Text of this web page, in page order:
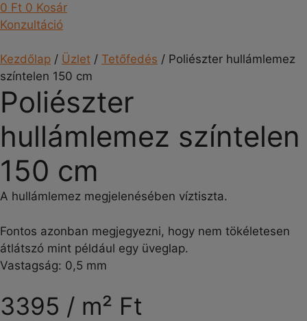
0 Ft 0 Kosár
Konzultáció
Kezdőlap / Üzlet / Tetőfedés / Poliészter hullámlemez
színtelen 150 cm
Poliészter
hullámlemez színtelen
150 cm
A hullámlemez megjelenésében víztiszta.
Fontos azonban megjegyezni, hogy nem tökéletesen
átlátszó mint például egy üveglap.
Vastagság: 0,5 mm
3395 / m² Ft